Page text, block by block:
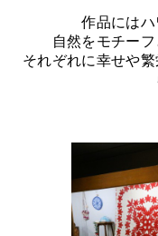
作品には
自然をモチー
それぞれに幸せや